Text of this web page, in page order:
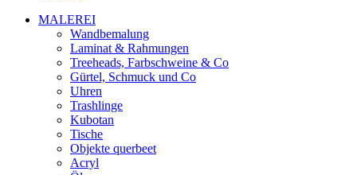
MALEREI
Wandbemalung
Laminat & Rahmungen
Treeheads, Farbschweine & Co
Gürtel, Schmuck und Co
Uhren
Trashlinge
Kubotan
Tische
Objekte querbeet
Acryl